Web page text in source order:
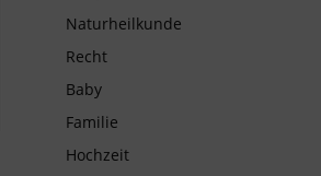
Naturheilkunde
Recht
Baby
Familie
Hochzeit